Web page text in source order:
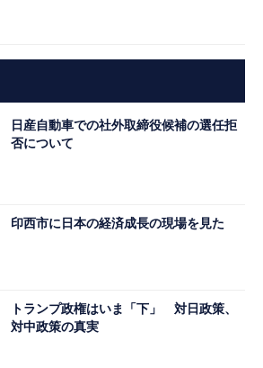
日産自動車での社外取締役候補の選任拒
否について
印西市に日本の経済成長の現場を見た
トランプ政権はいま「下」 対日政策、
対中政策の真実